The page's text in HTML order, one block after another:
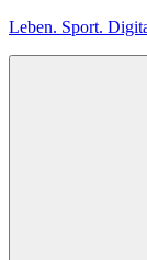
Zum
Leben. Sport.